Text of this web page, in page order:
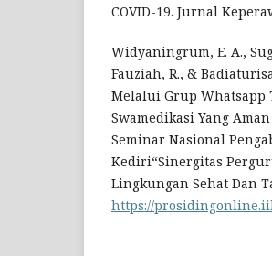
COVID-19. Jurnal
Widyaningrum, E. A.,
Fauziah, R., &
Melalui Grup Whatsapp
Swamedikasi Yang
Seminar Nasional
Kediri“Sinergitas
Lingkungan Sehat Dan
https://